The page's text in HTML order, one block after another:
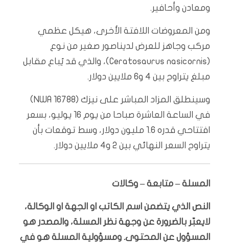
ومعادن وأحافير.
ومن المعروضات اللافتة الأخرى، هيكل عظمي
مركب وجاهز للعرض لديناصور صغير من نوع
(Ceratosaurus nasicornis)، والذي قد يُباع مقابل
مبلغ يتراوح بين 4 و6 ملايين دولار.
وسينطلق المزاد المباشر على نيزك (NWA 16788)
في الساعة العاشرة صباحا من يوم 16 يوليو، بسعر
افتتاحي قدره 1.6 مليون دولار، وسط توقعات بأن
يتراوح السعر النهائي بين 2 و4 ملايين دولار.
المسلة – متابعة – وكالات
النص الذي يتضمن اسم الكاتب او الجهة او الوكالة،
لايعبّر بالضرورة عن وجهة نظر المسلة، والمصدر هو
المسؤول عن المحتوى. ومسؤولية المسلة هو في